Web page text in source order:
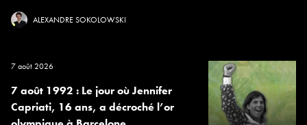
ALEXANDRE SOKOLOWSKI
7 août 2026
7 août 1992 : Le jour où Jennifer
Capriati, 16 ans, a décroché l’or